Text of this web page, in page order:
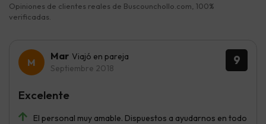
Opiniones de clientes reales de Buscounchollo.com, 100%
verificadas.
9
Mar Viajó en pareja
Septiembre 2018
El personal muy amable. Dispuestos a ayudarnos en todo
Excelente